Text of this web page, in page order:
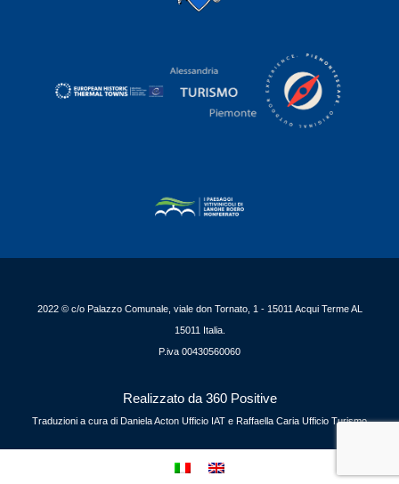
2022 © c/o Palazzo Comunale, viale don Tornato, 1 - 15011 Acqui Terme AL
15011 Italia.
P.iva 00430560060
Realizzato da 360 Positive
Traduzioni a cura di Daniela Acton Ufficio IAT e Raffaella Caria Ufficio Turismo